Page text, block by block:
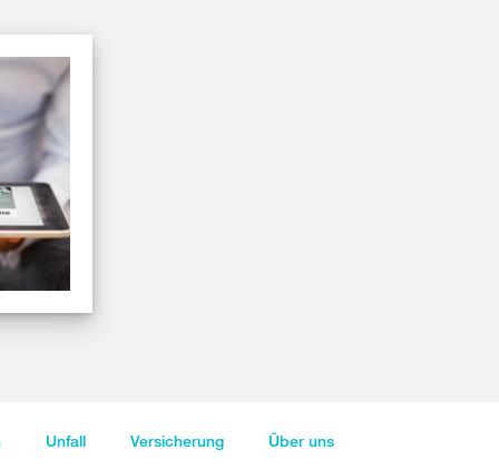
Unfall Versicherung Über uns